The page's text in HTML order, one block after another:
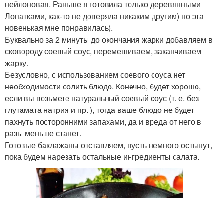
нейлоновая. Раньше я готовила только деревянными
Лопатками, как-то не доверяла никаким другим) но эта
новенькая мне понравилась).
Буквально за 2 минуты до окончания жарки добавляем в
сковороду соевый соус, перемешиваем, заканчиваем
жарку.
Безусловно, с использованием соевого соуса нет
необходимости солить блюдо. Конечно, будет хорошо,
если вы возьмете натуральный соевый соус (т. е. без
глутамата натрия и пр. ), тогда ваше блюдо не будет
пахнуть посторонними запахами, да и вреда от него в
разы меньше станет.
Готовые баклажаны отставляем, пусть немного остынут,
пока будем нарезать остальные ингредиенты салата.